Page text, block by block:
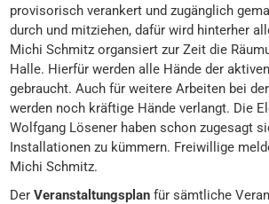
provisorisch verankert und zugänglich
durch und mitziehen, dafür wird hinterher
Michi Schmitz organsiert zur Zeit die
Halle. Hierfür werden alle Hände der
gebraucht. Auch für weitere Arbeiten bei
werden noch kräftige Hände verlangt. Die
Wolfgang Lösener haben schon zugesagt
Installationen zu kümmern. Freiwillige
Michi Schmitz.
DerVeranstaltungsplan für sämtliche